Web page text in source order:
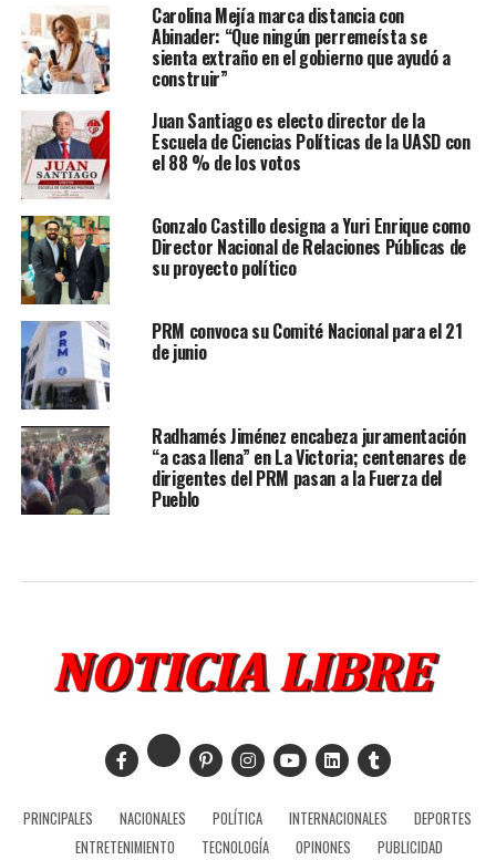
Carolina Mejía marca distancia con
Abinader: “Que ningún perremeísta se
sienta extraño en el gobierno que ayudó a
construir”
Juan Santiago es electo director de la
Escuela de Ciencias Políticas de la UASD con
el 88 % de los votos
Gonzalo Castillo designa a Yuri Enrique como
Director Nacional de Relaciones Públicas de
su proyecto político
PRM convoca su Comité Nacional para el 21
de junio
Radhamés Jiménez encabeza juramentación
“a casa llena” en La Victoria; centenares de
dirigentes del PRM pasan a la Fuerza del
Pueblo
PRINCIPALES NACIONALES POLÍTICA INTERNACIONALES
DEPORTES
ENTRETENIMIENTO
TECNOLOGÍA OPINONES PUBLICIDAD